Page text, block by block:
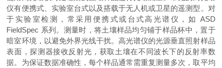
仪有便携式、实验室台式以及搭载于无人机或卫星的遥测型。对
于实验室检测，常采用便携式或台式高光谱仪，如 ASD
FieldSpec 系列。测量时，将土壤样品均匀铺于样品杯中，置于
暗室环境，以避免外界光线干扰。高光谱仪的光源垂直照射样品
表面，探测器接收反射光，获取土壤在不同波长下的反射率数
据。为保证数据准确性，每个样品通常需重复测量多次，取平均